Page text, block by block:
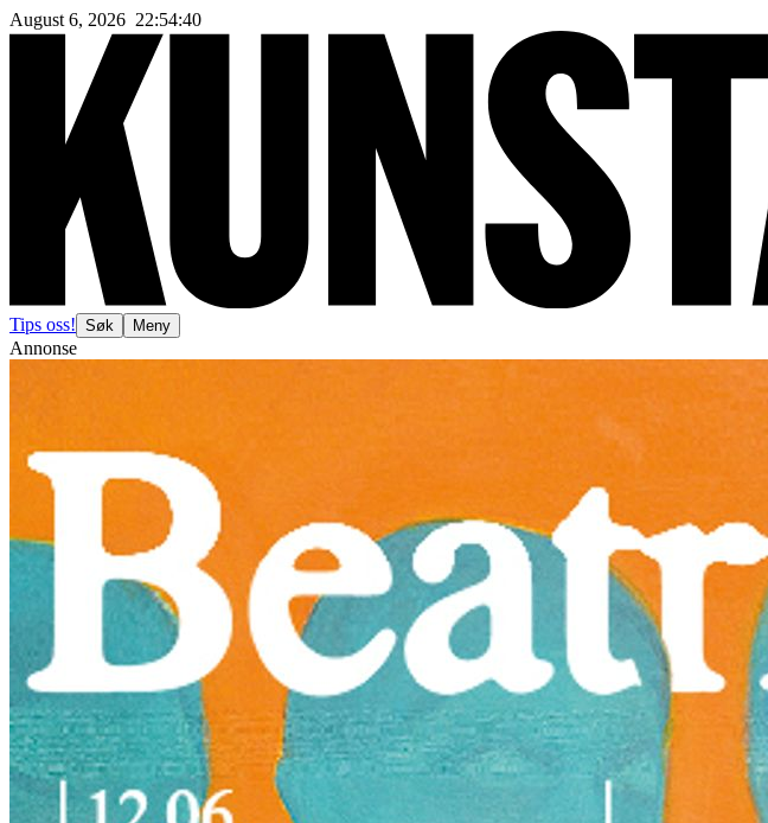
August 6, 2026 22:54:41
Tips oss! Søk Meny
Annonse